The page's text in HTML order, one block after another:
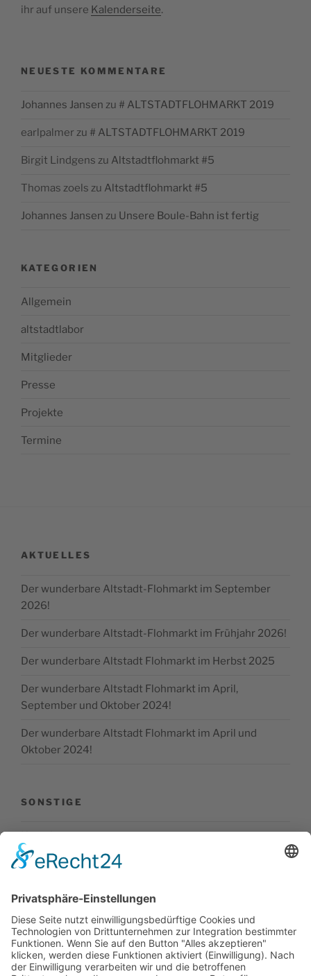
ihr auf unsere Kalenderseite.
NEUESTE KOMMENTARE
Johannes Jansen zu # ALTSTADTFLOHMARKT 2019
earlpalmer zu # ALTSTADTFLOHMARKT 2019
Birgit Lindgens zu Altstadtflohmarkt #5
Thomas zoels zu Altstadtflohmarkt #5
Johannes Jansen zu Unsere Boule-Bahn ist fertig
KATEGORIEN
Allgemein
altstadtlabor
Mitglieder
Presse
Projekte
Termine
AKTUELLES
Der wunderbare Altstadt-Flohmarkt im September
2026!
Der wunderbare Altstadt-Flohmarkt im Frühjahr 2026!
Der wunderbare Altstadt Flohmarkt im Herbst 2025
Der wunderbare Altstadt Flohmarkt im April,
September und Oktober 2024!
Der wunderbare Altstadt Flohmarkt im April und
Oktober 2024!
SONSTIGE
Kontakt
Facebook
Datenschutz
Cookie-Einstellungen